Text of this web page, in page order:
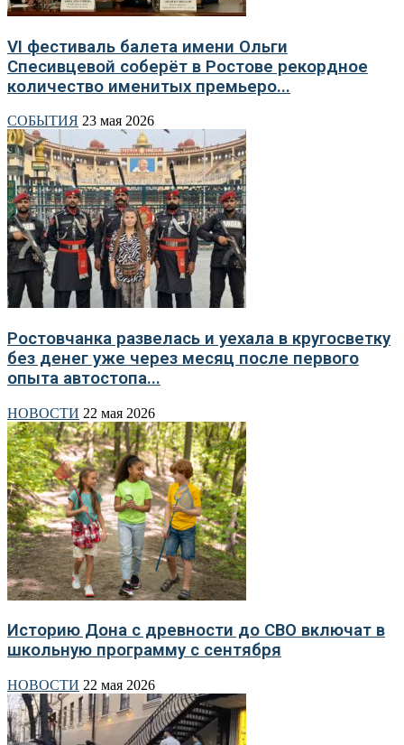
VI фестиваль балета имени Ольги
Спесивцевой соберёт в Ростове рекордное
количество именитых премьеро...
СОБЫТИЯ 23 мая 2026
Ростовчанка развелась и уехала в кругосветку
без денег уже через месяц после первого
опыта автостопа...
НОВОСТИ 22 мая 2026
Историю Дона с древности до СВО включат в
школьную программу с сентября
НОВОСТИ 22 мая 2026